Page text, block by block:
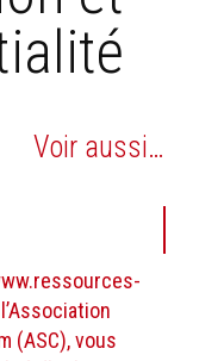
Voir aussi…
(ASC), vous